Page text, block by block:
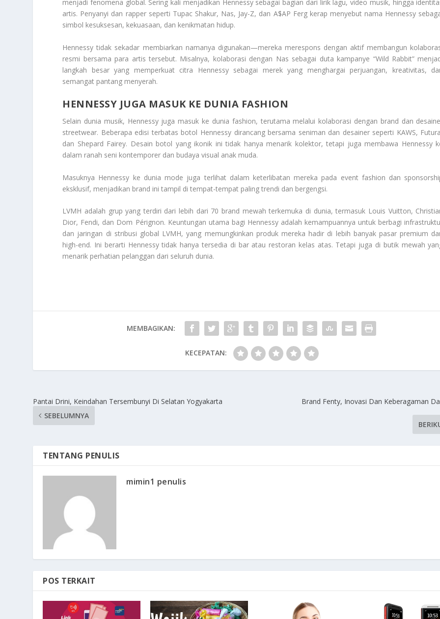
menjadi fenomena global. Sering kali menjadikan Hennessy sebagai bagian dari lirik lagu, video musik, hingga
artis. Penyanyi dan rapper seperti Tupac Shakur, Nas, Jay-Z, dan A$AP Ferg kerap menyebut nama Hennessy
simbol kesuksesan, kekuasaan, dan kenikmatan hidup.
Hennessy tidak sekadar membiarkan namanya digunakan—mereka merespons dengan aktif membangun
resmi bersama para artis tersebut. Misalnya, kolaborasi dengan Nas sebagai duta kampanye “Wild Rabbit”
langkah besar yang memperkuat citra Hennessy sebagai merek yang menghargai perjuangan, kreativitas,
semangat pantang menyerah.
HENNESSY JUGA MASUK KE DUNIA FASHION
Selain dunia musik, Hennessy juga masuk ke dunia fashion, terutama melalui kolaborasi dengan brand dan
streetwear. Beberapa edisi terbatas botol Hennessy dirancang bersama seniman dan desainer seperti KAWS,
dan Shepard Fairey. Desain botol yang ikonik ini tidak hanya menarik kolektor, tetapi juga membawa Hennessy
dalam ranah seni kontemporer dan budaya visual anak muda.
Masuknya Hennessy ke dunia mode juga terlihat dalam keterlibatan mereka pada event fashion dan
eksklusif, menjadikan brand ini tampil di tempat-tempat paling trendi dan bergengsi.
LVMH adalah grup yang terdiri dari lebih dari 70 brand mewah terkemuka di dunia, termasuk Louis Vuitton,
Dior, Fendi, dan Dom Pérignon. Keuntungan utama bagi Hennessy adalah kemampuannya untuk berbagi
dan jaringan di stribusi global LVMH, yang memungkinkan produk mereka hadir di lebih banyak pasar premium
high-end. Ini berarti Hennessy tidak hanya tersedia di bar atau restoran kelas atas. Tetapi juga di butik mewah
menarik perhatian pelanggan dari seluruh dunia.
MEMBAGIKAN:
KECEPATAN:
Pantai Drini, Keindahan Tersembunyi Di Selatan Yogyakarta
SEBELUMNYA
Brand Fenty, Inovasi Dan Keberagaman
TENTANG PENULIS
mimin1 penulis
POS TERKAIT